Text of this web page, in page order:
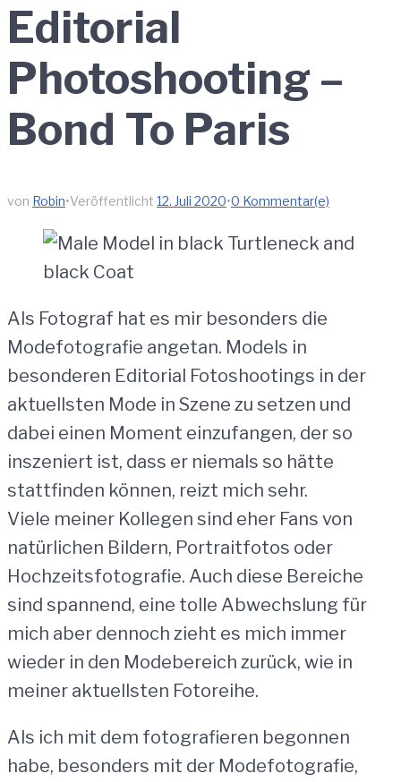
Editorial
Photoshooting –
Bond To Paris
von Robin•Veröffentlicht 12. Juli 2020•0 Kommentar(e)
Als Fotograf hat es mir besonders die
Modefotografie angetan. Models in
besonderen Editorial Fotoshootings in der
aktuellsten Mode in Szene zu setzen und
dabei einen Moment einzufangen, der so
inszeniert ist, dass er niemals so hätte
stattfinden können, reizt mich sehr.
Viele meiner Kollegen sind eher Fans von
natürlichen Bildern, Portraitfotos oder
Hochzeitsfotografie. Auch diese Bereiche
sind spannend, eine tolle Abwechslung für
mich aber dennoch zieht es mich immer
wieder in den Modebereich zurück, wie in
meiner aktuellsten Fotoreihe.
Als ich mit dem fotografieren begonnen
habe, besonders mit der Modefotografie,